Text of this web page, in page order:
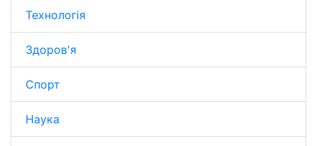
Технологія
Здоров'я
Спорт
Наука